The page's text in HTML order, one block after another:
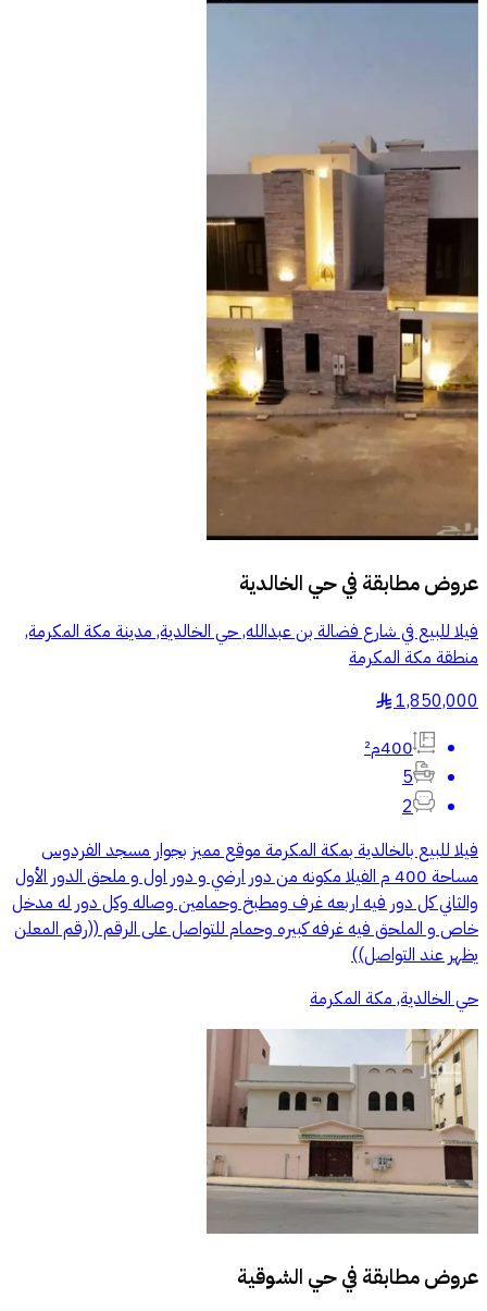
عروض مطابقة فيحي الخالدية
فيلا للبيع في شارع فضالة بن عبدالله, حي الخالدية, مدينة مكة المكرمة,
منطقة مكة المكرمة
1,850,000
§
400م²
5
2
فيلا للبيع بالخالدية بمكة المكرمة موقع مميز بجوار مسجد الفردوس
مساحة 400 م الفيلا مكونه من دور ارضي و دور اول و ملحق الدور الأول
والثاني كل دور فيه اربعه غرف ومطبخ وحمامين وصاله وكل دور له مدخل
خاص و الملحق فيه غرفه كبيره وحمام للتواصل على الرقم ((رقم المعلن
يظهر عند التواصل))
حي الخالدية, مكة المكرمة
عروض مطابقة فيحي الشوقية